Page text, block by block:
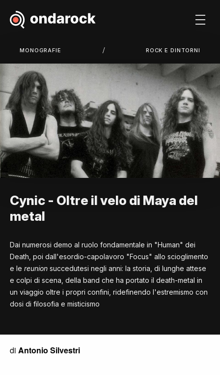
MONOGRAFIE / ROCK E DINTORNI
Cynic - Oltre il velo di Maya del
metal
Dai numerosi demo al ruolo fondamentale in "Human" dei
Death, poi dall'esordio-capolavoro "Focus" allo scioglimento
e le reunion succedutesi negli anni: la storia, di lunghe attese
e colpi di scena, della band che ha portato il death-metal in
un viaggio oltre i propri confini, ridefinendo l'estremismo con
dosi di filosofia e misticismo
di Antonio Silvestri